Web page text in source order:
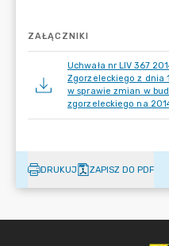
ZAŁĄCZNIKI
Uchwała nr LIV 367
Zgorzeleckiego z dnia
w sprawie zmian w
zgorzeleckiego na
DRUKUJ ZAPISZ DO PDF